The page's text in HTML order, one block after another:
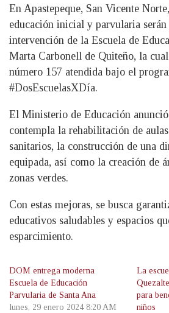
En Apastepeque, San Vicente
educación inicial y parvularia
intervención de la Escuela de
Marta Carbonell de Quiteño, la
número 157 atendida bajo el
#DosEscuelasXDía.
El Ministerio de Educación
contempla la rehabilitación de
sanitarios, la construcción de una
equipada, así como la creación de
zonas verdes.
Con estas mejoras, se busca
educativos saludables y espacios
esparcimiento.
DOM entrega moderna
Escuela de Educación
Parvularia de Santa Ana
lunes, 29 enero 2024 8:20 AM
La
para
niños